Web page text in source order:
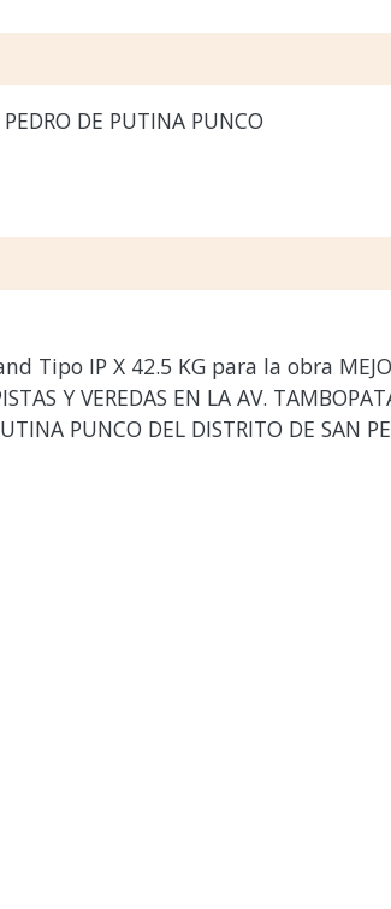
DE PUTINA PUNCO
Tipo IP X 42.5 KG para la obra
Y VEREDAS EN LA AV.
PUNCO DEL DISTRITO DE SAN